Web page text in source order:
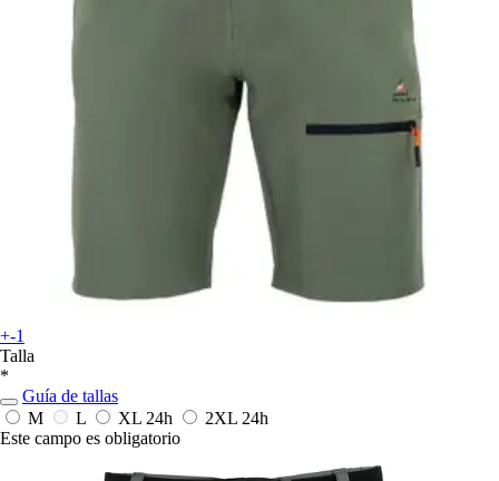
+-1
Talla
*
Guía de tallas
M
L XL 24h 2XL 24h
Este campo es obligatorio